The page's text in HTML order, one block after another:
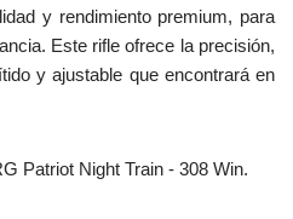
y rendimiento premium, para
Este rifle ofrece la precisión,
y ajustable que encontrará en